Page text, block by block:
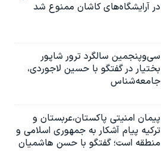
در آرایشگاه‌های کاشان ممنوع شد
سی‌وپنجمین سالگرد ترور شاپور
بختیار در گفتگو با حسین لاجوردی،
جامعه‌شناس
پیمان امنیتی پاکستان،عربستان و
ترکیه پیام آشکار به جمهوری اسلامی و
منطقه است؛ گفتگو با حسن هاشمیان